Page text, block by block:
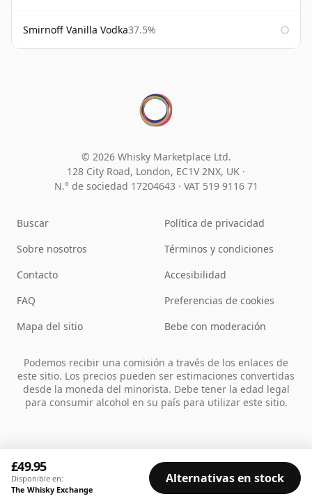
Smirnoff Vanilla Vodka37.5%
£49.95
Disponible en:
The Whisky Exchange
Alternativas en stock
© 2026 Whisky Marketplace Ltd.
128 City Road, London, EC1V 2NX, UK ·
N.° de sociedad 17204643 · VAT 519 9116 71
Buscar
Sobre nosotros
Contacto
FAQ
Mapa del sitio
Política de privacidad
Términos y condiciones
Accesibilidad
Preferencias de cookies
Bebe con moderación
Podemos recibir una comisión a través de los enlaces de
este sitio. Los precios pueden ser estimaciones convertidas
desde la moneda del minorista. Debe tener la edad legal
para consumir alcohol en su país para utilizar este sitio.